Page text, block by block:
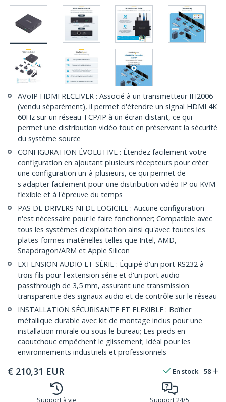
AVoIP HDMI RECEIVER : Associé à un transmetteur IH2006
(vendu séparément), il permet d'étendre un signal HDMI 4K
60Hz sur un réseau TCP/IP à un écran distant, ce qui
permet une distribution vidéo tout en préservant la sécurité
du système source
CONFIGURATION ÉVOLUTIVE : Étendez facilement votre
configuration en ajoutant plusieurs récepteurs pour créer
une configuration un-à-plusieurs, ce qui permet de
s'adapter facilement pour une distribution vidéo IP ou KVM
flexible et à l'épreuve du temps
PAS DE DRIVERS NI DE LOGICIEL : Aucune configuration
n'est nécessaire pour le faire fonctionner; Compatible avec
tous les systèmes d'exploitation ainsi qu'avec toutes les
plates-formes matérielles telles que Intel, AMD,
Snapdragon/ARM et Apple Silicon
EXTENSION AUDIO ET SÉRIE : Équipé d'un port RS232 à
trois fils pour l'extension série et d'un port audio
passthrough de 3,5 mm, assurant une transmission
transparente des signaux audio et de contrôle sur le réseau
INSTALLATION SÉCURISANTE ET FLEXIBLE : Boîtier
métallique durable avec kit de montage inclus pour une
installation murale ou sous le bureau; Les pieds en
caoutchouc empêchent le glissement; Idéal pour les
environnements industriels et professionnels
€ 210,31 EUR En stock 58
Support à vie Support 24/5